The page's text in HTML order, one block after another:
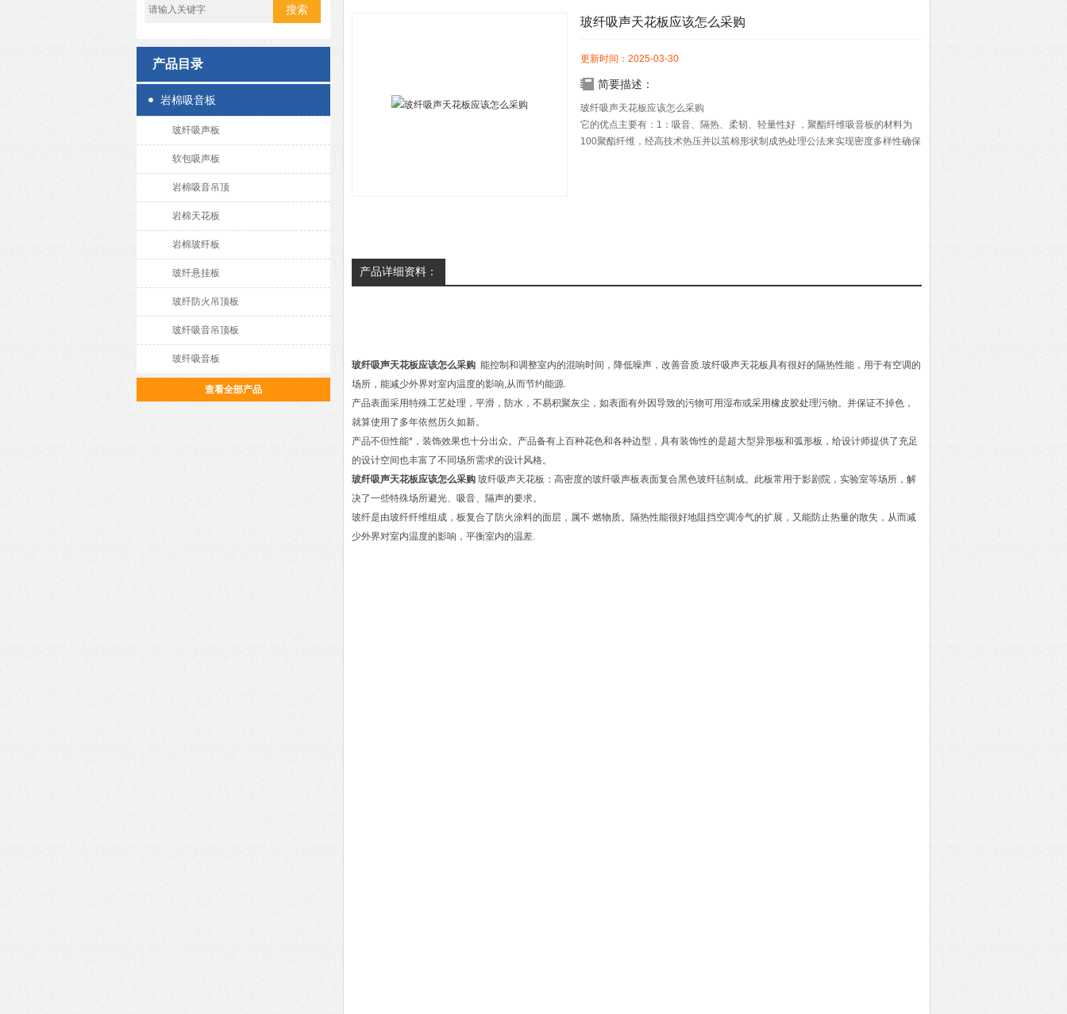
产品目录
岩棉吸音板
玻纤吸声板
软包吸声板
岩棉吸音吊顶
岩棉天花板
岩棉玻纤板
玻纤悬挂板
玻纤防火吊顶板
玻纤吸音吊顶板
玻纤吸音板
查看全部产品
玻纤吸声天花板应该怎么采购
更新时间：2025-03-30
简要描述：
玻纤吸声天花板应该怎么采购
它的优点主要有：1：吸音、隔热、柔韧、轻量性好 ，聚酯纤维吸音板的材料为
100聚酯纤维，经高技术热压并以茧棉形状制成热处理公法来实现密度多样性确保
产品详细资料：
玻纤吸声天花板应该怎么采购 能控制和调整室内的混响时间，降低噪声，改善音质.玻纤吸声天花板具有很好的隔热性能，用于有空调的
场所，能减少外界对室内温度的影响,从而节约能源.
产品表面采用特殊工艺处理，平滑，防水，不易积聚灰尘，如表面有外因导致的污物可用湿布或采用橡皮胶处理污物。并保证不掉色，
就算使用了多年依然历久如新。
产品不但性能*，装饰效果也十分出众。产品备有上百种花色和各种边型，具有装饰性的是超大型异形板和弧形板，给设计师提供了充足
的设计空间也丰富了不同场所需求的设计风格。
玻纤吸声天花板应该怎么采购 玻纤吸声天花板：高密度的玻纤吸声板表面复合黑色玻纤毡制成。此板常用于影剧院，实验室等场所，解
决了一些特殊场所避光、吸音、隔声的要求。
玻纤是由玻纤纤维组成，板复合了防火涂料的面层，属不 燃物质。隔热性能很好地阻挡空调冷气的扩展，又能防止热量的散失，从而减
少外界对室内温度的影响，平衡室内的温差.